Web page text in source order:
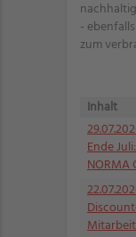
-
zum
Inhalt
Ende
NORMA